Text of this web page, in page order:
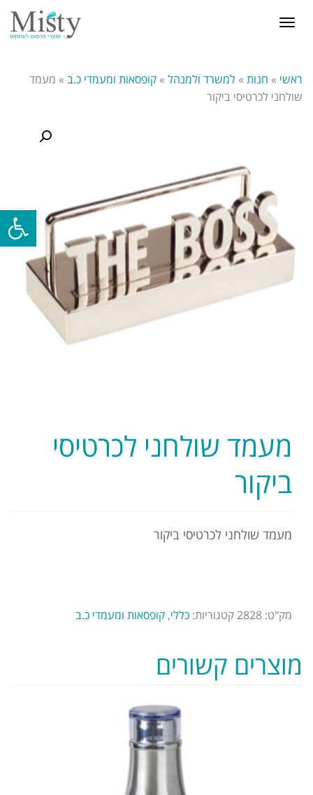
פתח
תפריט
ראשי » חנות » למשרד ולמנהל » קופסאות ומעמדי כ.ב » מעמד
שולחני לכרטיסי ביקור
מעמד שולחני לכרטיסי
ביקור
מעמד שולחני לכרטיסי ביקור
מק"ט: 2828קטגוריות: כללי, קופסאות ומעמדי כ.ב
מוצרים קשורים